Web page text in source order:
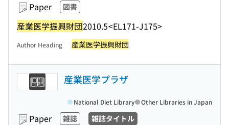
Paper 図書
産業医学振興財団2010.5<EL171-J175>
Author Heading 産業医学振興財団
産業医学プラザ
Paper 雑誌 雑誌タイトル
National Diet Library Other Libraries in Japan